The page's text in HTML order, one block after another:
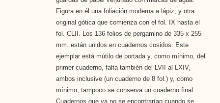
Figura en él una foliación moderna a lápiz; y otra
original gótica que comienza con el fol. IX hasta el
fol. CLII. Los 136 folios de pergamino de 335 x 255
mm. están unidos en cuadernos cosidos. Este
ejemplar está mútilo de portada y, como mínimo, del
primer cuaderno, falta también del LVII al LXIV,
ambos inclusive (un cuaderno de 8 fol.) y, como
mínimo, tampoco se conserva un cuaderno final.
Cuadernos que ya no se encontrarían cuando se